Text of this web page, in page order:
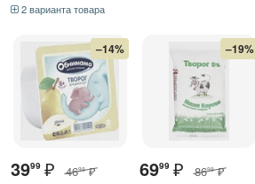
2 варианта товара
–14%
3999 ₽ 4699 ₽
–19%
6999 ₽ 8699 ₽